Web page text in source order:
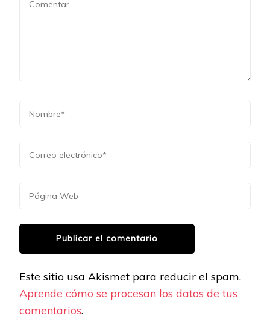
Este sitio usa Akismet para reducir el spam.
Aprende cómo se procesan los datos de tus
comentarios.